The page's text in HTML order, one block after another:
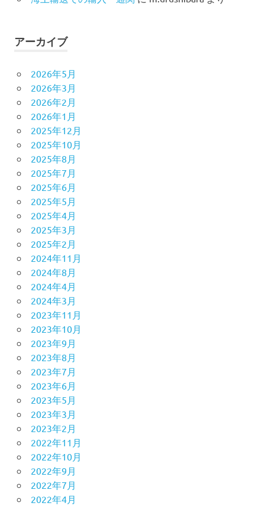
アーカイブ
2026年5月
2026年3月
2026年2月
2026年1月
2025年12月
2025年10月
2025年8月
2025年7月
2025年6月
2025年5月
2025年4月
2025年3月
2025年2月
2024年11月
2024年8月
2024年4月
2024年3月
2023年11月
2023年10月
2023年9月
2023年8月
2023年7月
2023年6月
2023年5月
2023年3月
2023年2月
2022年11月
2022年10月
2022年9月
2022年7月
2022年4月